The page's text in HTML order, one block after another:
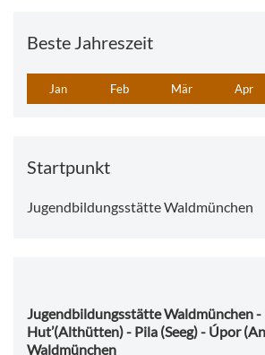
Beste Jahreszeit
Jan Feb Mär Apr
Startpunkt
Jugendbildungsstätte Waldmünchen
Jugendbildungsstätte Waldmünchen -
Hut’(Althütten) - Pila (Seeg) - Úpor
Waldmünchen